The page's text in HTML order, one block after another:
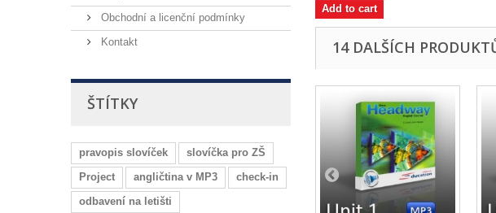
Obchodní a licenční podmínky
Kontakt
ŠTÍTKY
pravopis slovíček
slovíčka pro ZŠ
Project
angličtina v MP3
check-in
odbavení na letišti
Add to cart
14 DALŠÍCH